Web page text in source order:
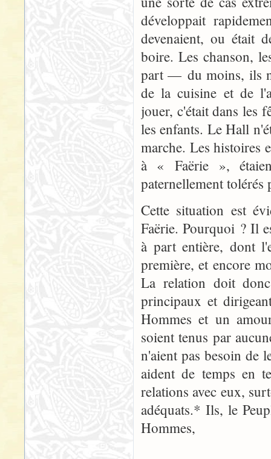
développait
devenaient, ou était
boire. Les chanson,
part — du moins, ils
de la cuisine et de
jouer, c'était dans les
les enfants. Le Hall
marche. Les histoires
à « Faërie »,
paternellement tolérés
Cette situation est
Faërie. Pourquoi ? Il
à part entière, dont
première,et encore
La relation doit
principaux et
Hommes et un
soient tenus par
n'aient pas besoin de
aident de temps en
relations avec eux,
adéquats.* Ils, le
Hommes,